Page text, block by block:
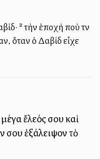
² τὴν ἐποχὴ ποὺ τὸν
ὅταν ὁ Δαβίδ εἶχε
ἔλεός σου καὶ
σου ἐξάλειψον τὸ